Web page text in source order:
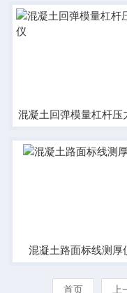
混凝土回弹模量杠杆压
混凝土路面标线测厚
首页